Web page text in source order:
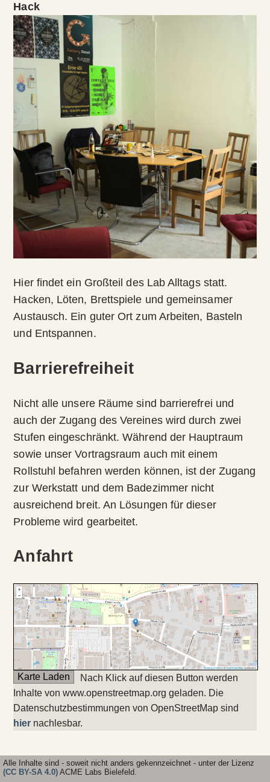
Hack
Hier findet ein Großteil des Lab Alltags statt.
Hacken, Löten, Brettspiele und gemeinsamer
Austausch. Ein guter Ort zum Arbeiten, Basteln
und Entspannen.
Barrierefreiheit
Nicht alle unsere Räume sind barrierefrei und
auch der Zugang des Vereines wird durch zwei
Stufen eingeschränkt. Während der Hauptraum
sowie unser Vortragsraum auch mit einem
Rollstuhl befahren werden können, ist der Zugang
zur Werkstatt und dem Badezimmer nicht
ausreichend breit. An Lösungen für dieser
Probleme wird gearbeitet.
Anfahrt
Karte Laden
Nach Klick auf diesen Button werden
Inhalte von www.openstreetmap.org geladen. Die
Datenschutzbestimmungen von OpenStreetMap sind
hier nachlesbar.
Alle Inhalte sind - soweit nicht anders gekennzeichnet - unter der Lizenz
(CC BY-SA 4.0) ACME Labs Bielefeld.